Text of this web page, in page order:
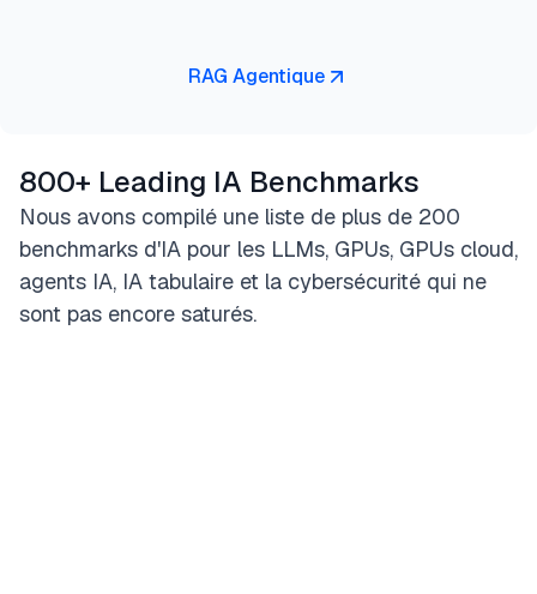
RAG Agentique
800+ Leading IA Benchmarks
Nous avons compilé une liste de plus de 200
benchmarks d'IA pour les LLMs, GPUs, GPUs cloud,
agents IA, IA tabulaire et la cybersécurité qui ne
sont pas encore saturés.